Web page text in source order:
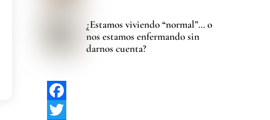
¿Estamos viviendo “normal”… o
nos estamos enfermando sin
darnos cuenta?
F